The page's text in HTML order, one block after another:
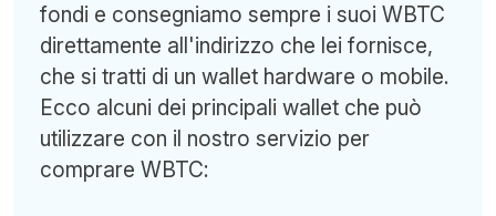
fondi e consegniamo sempre i suoi WBTC
direttamente all'indirizzo che lei fornisce,
che si tratti di un wallet hardware o mobile.
Ecco alcuni dei principali wallet che può
utilizzare con il nostro servizio per
comprare WBTC: